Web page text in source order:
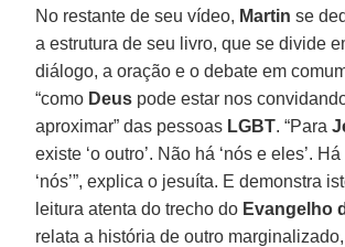
No restante de seu vídeo, Martin se
a estrutura de seu livro, que se divide
diálogo, a oração e o debate em
“como Deus pode estar nos
aproximar” das pessoas LGBT. “Para
existe ‘o outro’. Não há ‘nós e eles’.
‘nós’”, explica o jesuíta. E demonstra
leitura atenta do trecho do Evangelho
relata a história de outro